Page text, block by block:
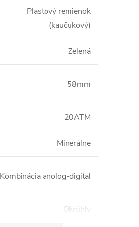
Plastový remienok
(kaučukový)
Zelená
58mm
20ATM
Minerálne
Kombinácia anolog-digital
Okrúhly